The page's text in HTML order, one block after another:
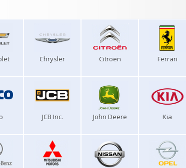
Chrysler Citroen Ferrari
JCB Inc. John Deere Kia